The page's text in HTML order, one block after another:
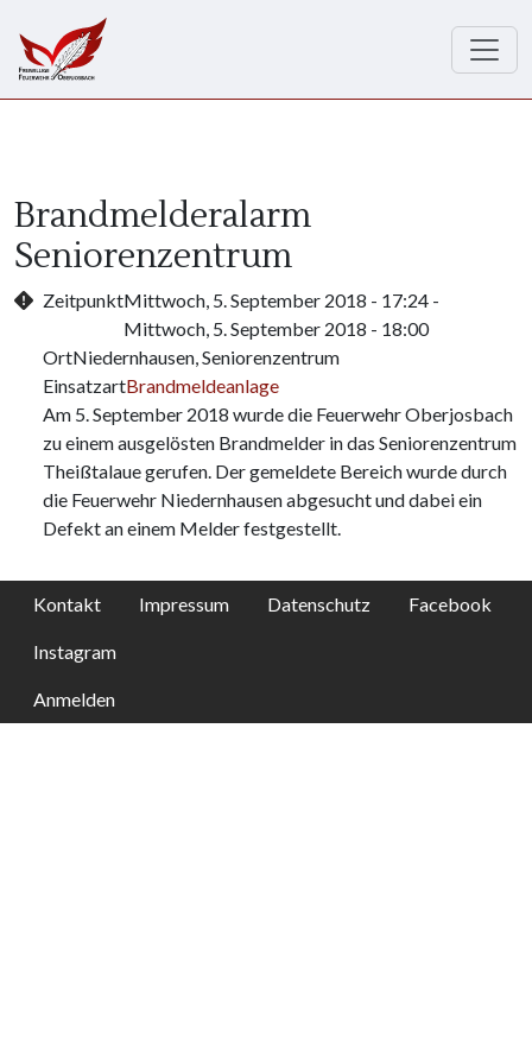
Brandmelderalarm
Seniorenzentrum
ZeitpunktMittwoch, 5. September 2018 - 17:24 -
Mittwoch, 5. September 2018 - 18:00
OrtNiedernhausen, Seniorenzentrum
EinsatzartBrandmeldeanlage
Am 5. September 2018 wurde die Feuerwehr Oberjosbach
zu einem ausgelösten Brandmelder in das Seniorenzentrum
Theißtalaue gerufen. Der gemeldete Bereich wurde durch
die Feuerwehr Niedernhausen abgesucht und dabei ein
Defekt an einem Melder festgestellt.
Kontakt Impressum Datenschutz Facebook
Instagram
Anmelden